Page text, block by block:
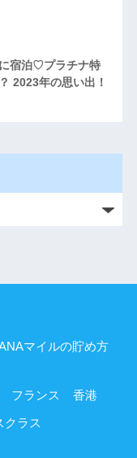
宿泊♡プラチナ特
2023年の思い出！
マイルの貯め方
フランス 香港
クラス